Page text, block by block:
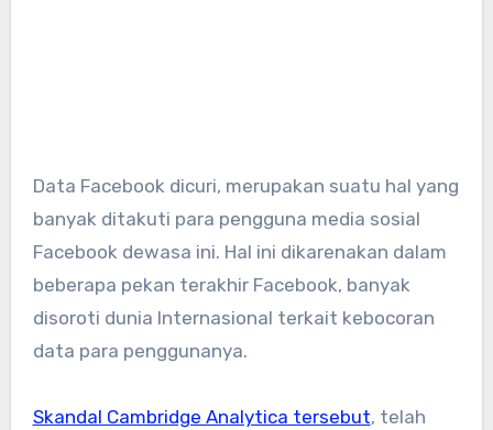
Data Facebook dicuri, merupakan suatu hal yang
banyak ditakuti para pengguna media sosial
Facebook dewasa ini. Hal ini dikarenakan dalam
beberapa pekan terakhir Facebook, banyak
disoroti dunia Internasional terkait kebocoran
data para penggunanya.
Skandal Cambridge Analytica tersebut, telah